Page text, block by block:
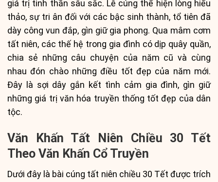
giá trị tinh thần sâu sắc. Lễ cúng thể hiện lòng hiếu
thảo, sự tri ân đối với các bậc sinh thành, tổ tiên đã
dày công vun đắp, gìn giữ gia phong. Qua mâm cơm
tất niên, các thế hệ trong gia đình có dịp quây quần,
chia sẻ những câu chuyện của năm cũ và cùng
nhau đón chào những điều tốt đẹp của năm mới.
Đây là sợi dây gắn kết tình cảm gia đình, gìn giữ
những giá trị văn hóa truyền thống tốt đẹp của dân
tộc.
Văn Khấn Tất Niên Chiều 30 Tết
Theo Văn Khấn Cổ Truyền
Dưới đây là bài cúng tất niên chiều 30 Tết được trích